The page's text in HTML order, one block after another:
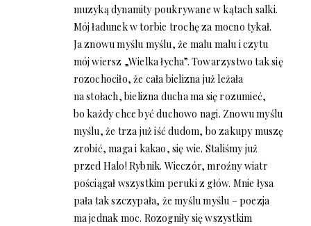
muzyką dynamity poukrywane w kątach salki.
Mój ładunek w torbie trochę za mocno tykał.
Ja znowu myślu myślu, że malu malu i czytu
mój wiersz „Wielka łycha”. Towarzystwo tak się
rozochociło, że cała bielizna już leżała
na stołach, bielizna ducha ma się rozumieć,
bo każdy chce być duchowo nagi. Znowu myślu
myślu, że trza już iść dudom, bo zakupy muszę
zrobić, maga i kakao, się wie. Staliśmy już
przed Halo! Rybnik. Wieczór, mroźny wiatr
pościągał wszystkim peruki z głów. Mnie łysa
pała tak szczypała, że myślu myślu – poezja
ma jednak moc. Rozogniły się wszystkim